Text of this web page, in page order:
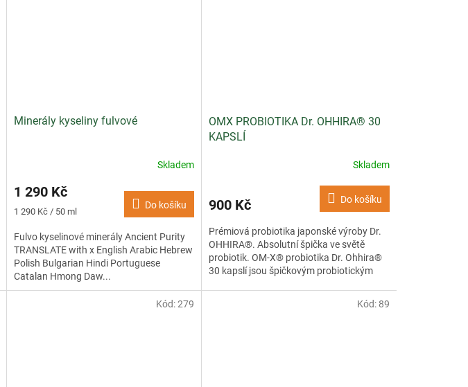
Minerály kyseliny fulvové
Skladem
1 290 Kč
Měrná
1 290 Kč / 50 ml
Do košíku
Fulvo kyselinové minerály Ancient Purity
TRANSLATE with x English Arabic Hebrew
Polish Bulgarian Hindi Portuguese
Catalan Hmong Daw...
OMX PROBIOTIKA Dr. OHHIRA® 30
KAPSLÍ
Skladem
900 Kč Do košíku
Prémiová probiotika japonské výroby Dr.
OHHIRA®. Absolutní špička ve světě
probiotik. OM-X® probiotika Dr. Ohhira®
30 kapslí jsou špičkovým probiotickým
Kód:279 Kód: 89